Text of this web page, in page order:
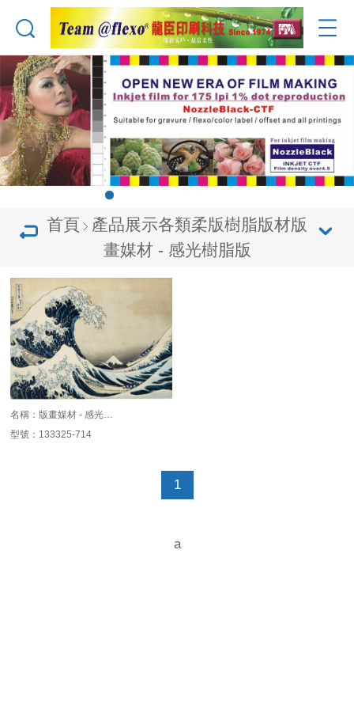
首頁 產品展示各類柔版樹脂版材版
畫媒材 - 感光樹脂版
名稱：版畫媒材 - 感光…
型號：133325-714
1
a